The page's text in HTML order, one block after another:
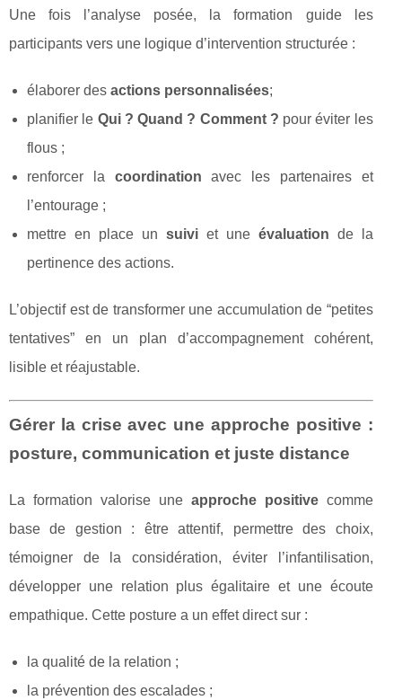
Une fois l’analyse posée, la formation guide les
participants vers une logique d’intervention structurée :
élaborer des actions personnalisées;
planifier le Qui ? Quand ? Comment ? pour éviter les
flous ;
renforcer la coordination avec les partenaires et
l’entourage ;
mettre en place un suiviet une évaluation de la
pertinence des actions.
L’objectif est de transformer une accumulation de “petites
tentatives” en un plan d’accompagnement cohérent,
lisible et réajustable.
Gérer la crise avec une approche positive :
posture, communication et juste distance
La formation valorise une approche positivecomme
base de gestion : être attentif, permettre des choix,
témoigner de la considération, éviter l’infantilisation,
développer une relation plus égalitaire et une écoute
empathique. Cette posture a un effet direct sur :
la qualité de la relation ;
la prévention des escalades ;